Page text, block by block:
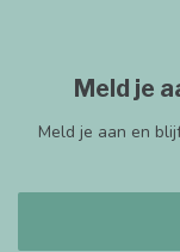
Meld je
Meld je aan en